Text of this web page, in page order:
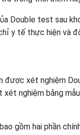
Double test sau
y tế thực hiện và
được xét nghiệm
nghiệm bằng
gồm hai phần